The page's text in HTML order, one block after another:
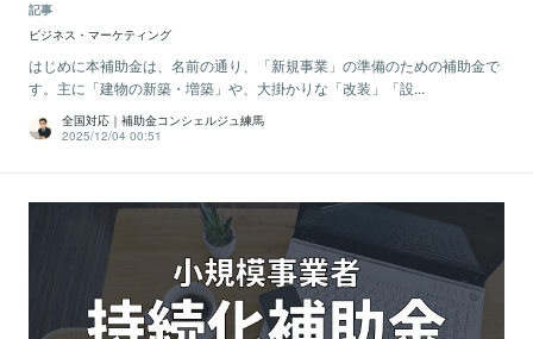
記事
ビジネス・マーケティング
はじめに本補助金は、名前の通り、「新規事業」の準備のための補助金で
す。主に「建物の新築・増築」や、大掛かりな「改装」「設...
全国対応｜補助金コンシェルジュ練馬
2025/12/04 00:51